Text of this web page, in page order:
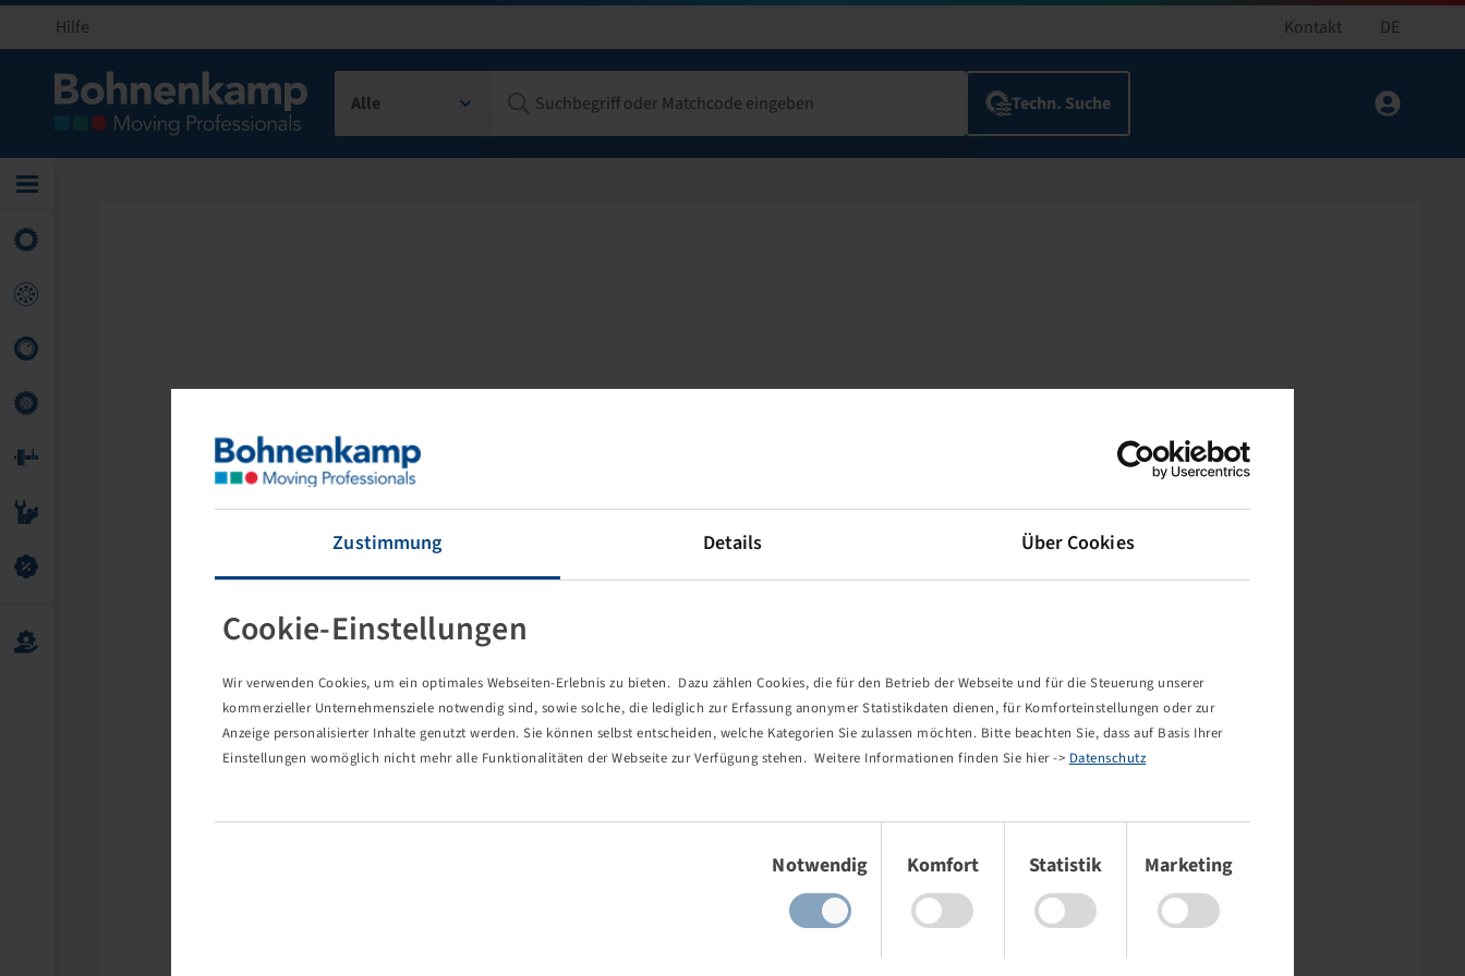
Zustimmung Details Über Cookies
Cookie-Einstellungen
Wir verwenden Cookies, um ein optimales Webseiten-Erlebnis zu bieten. Dazu zählen Cookies, die für den Betrieb der Webseite und für die Steuerung unserer
kommerzieller Unternehmensziele notwendig sind, sowie solche, die lediglich zur Erfassung anonymer Statistikdaten dienen, für Komforteinstellungen oder zur
Anzeige personalisierter Inhalte genutzt werden. Sie können selbst entscheiden, welche Kategorien Sie zulassen möchten. Bitte beachten Sie, dass auf Basis Ihrer
Einstellungen womöglich nicht mehr alle Funktionalitäten der Webseite zur Verfügung stehen. Weitere Informationen finden Sie hier -> Datenschutz
Notwendig
Komfort Statistik Marketing
Hilfe Kontakt DE
Alle
Die von Ihnen aufgerufene Seite existiert nicht!